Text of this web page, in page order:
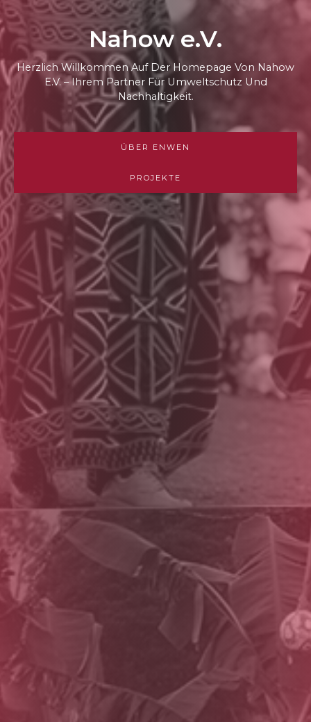
Nahow e.V.
Herzlich Willkommen Auf Der Homepage Von Nahow
E.V. – Ihrem Partner Für Umweltschutz Und
Nachhaltigkeit.
ÜBER ENWEN
PROJEKTE